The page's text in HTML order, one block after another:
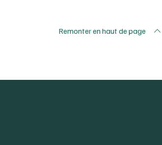
Remonter en haut de page